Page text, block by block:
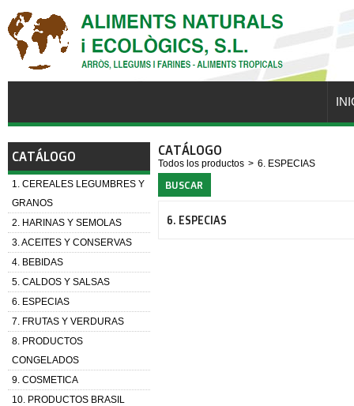
CATÁLOGO
1. CEREALES LEGUMBRES Y
GRANOS
2. HARINAS Y SEMOLAS
3. ACEITES Y CONSERVAS
4. BEBIDAS
5. CALDOS Y SALSAS
6. ESPECIAS
7. FRUTAS Y VERDURAS
8. PRODUCTOS
CONGELADOS
9. COSMETICA
10. PRODUCTOS BRASIL
CATÁLOGO
Todos los productos > 6. ESPECIAS
BUSCAR
6. ESPECIAS